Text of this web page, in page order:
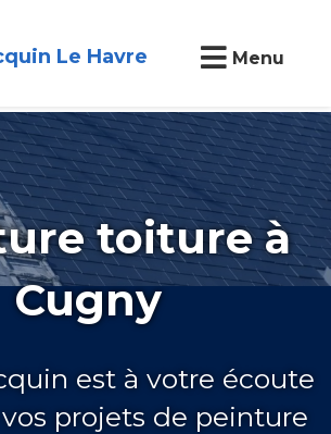
Le Havre Menu
toiture à
Cugny
est à votre écoute
projets de peinture